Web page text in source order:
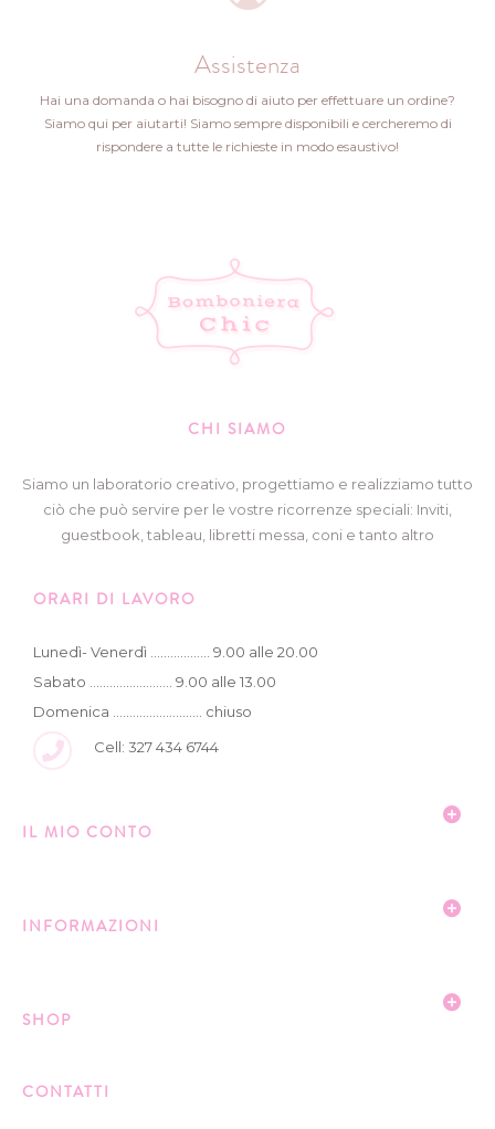
Assistenza
Hai una domanda o hai bisogno di aiuto per effettuare un ordine?
Siamo qui per aiutarti! Siamo sempre disponibili e cercheremo di
rispondere a tutte le richieste in modo esaustivo!
CHI SIAMO
Siamo un laboratorio creativo, progettiamo e realizziamo tutto
ciò che può servire per le vostre ricorrenze speciali: Inviti,
guestbook, tableau, libretti messa, coni e tanto altro
ORARI DI LAVORO
Lunedì- Venerdì .................. 9.00 alle 20.00
Sabato ......................... 9.00 alle 13.00
Domenica ........................... chiuso
Cell: 327 434 6744
IL MIO CONTO
INFORMAZIONI
SHOP
CONTATTI